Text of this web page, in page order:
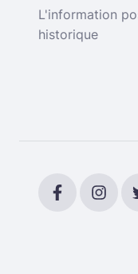
L'information
historique